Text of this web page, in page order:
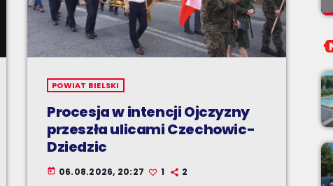
POWIAT BIELSKI
Procesja w intencji Ojczyzny
przeszła ulicami Czechowic-
Dziedzic
today 06.08.2026, 20:27 1 2